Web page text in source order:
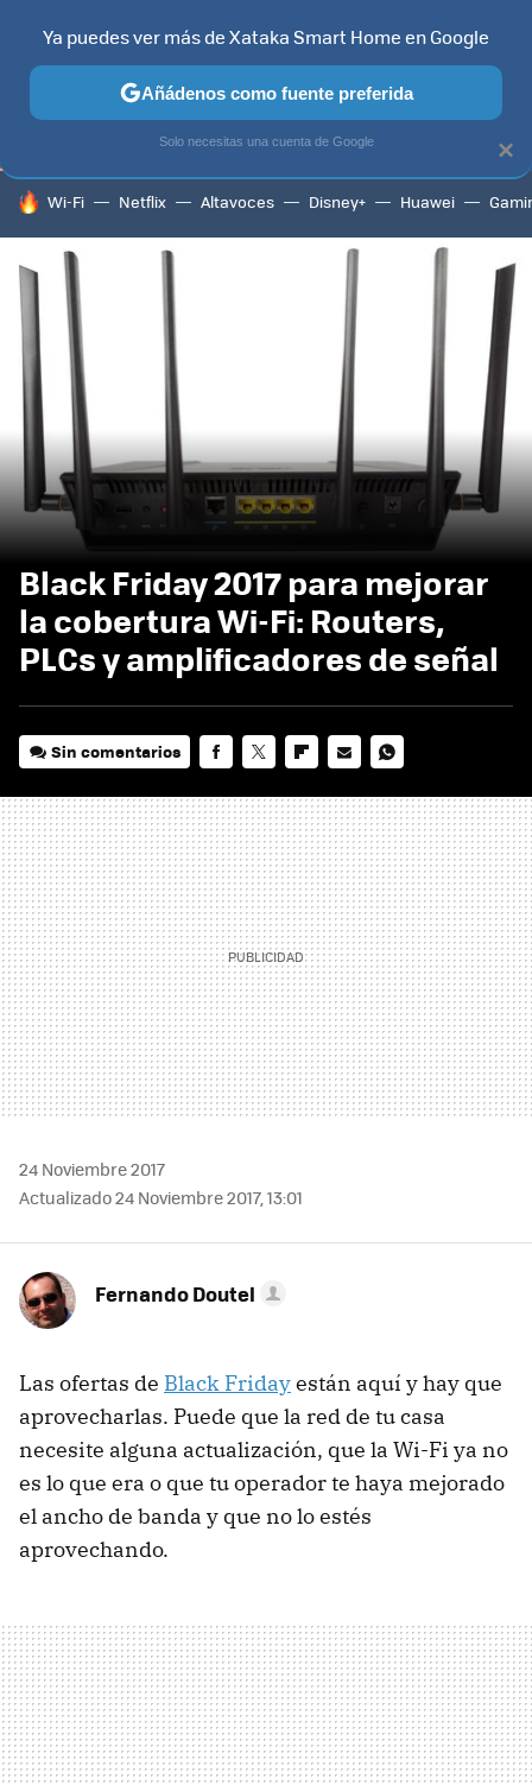
TELEVISORES CONTENIDOS SMART TV SELECCIÓN
HOY SE HABLA DE
Wi-Fi Netflix Altavoces Disney+ Huawei
Black Friday 2017 para mejorar
la cobertura Wi-Fi: Routers,
PLCs y amplificadores de señal
Sin comentarios
MAIL
24 Noviembre 2017
Actualizado 24 Noviembre 2017, 13:01
Fernando Doutel
Las ofertas de Black Fridayestán aquí y hay que
aprovecharlas. Puede que la red de tu casa
necesite alguna actualización, que la Wi-Fi ya no
es lo que era o que tu operador te haya mejorado
el ancho de banda y que no lo estés
aprovechando.
×
Ya puedes ver más de Xataka Smart Home en Google
Añádenos como fuente preferida
Solo necesitas una cuenta de Google